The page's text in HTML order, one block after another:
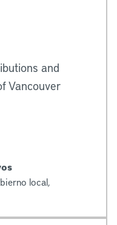
and
Vancouver
local,